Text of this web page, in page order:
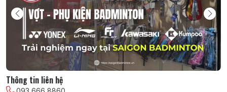
Thông tin liên hệ